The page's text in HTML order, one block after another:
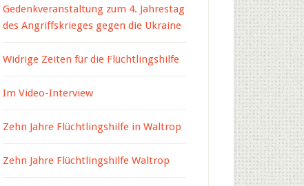
Gedenkveranstaltung zum 4. Jahrestag
des Angriffskrieges gegen die Ukraine
Widrige Zeiten für die Flüchtlingshilfe
Im Video-Interview
Zehn Jahre Flüchtlingshilfe in Waltrop
Zehn Jahre Flüchtlingshilfe Waltrop